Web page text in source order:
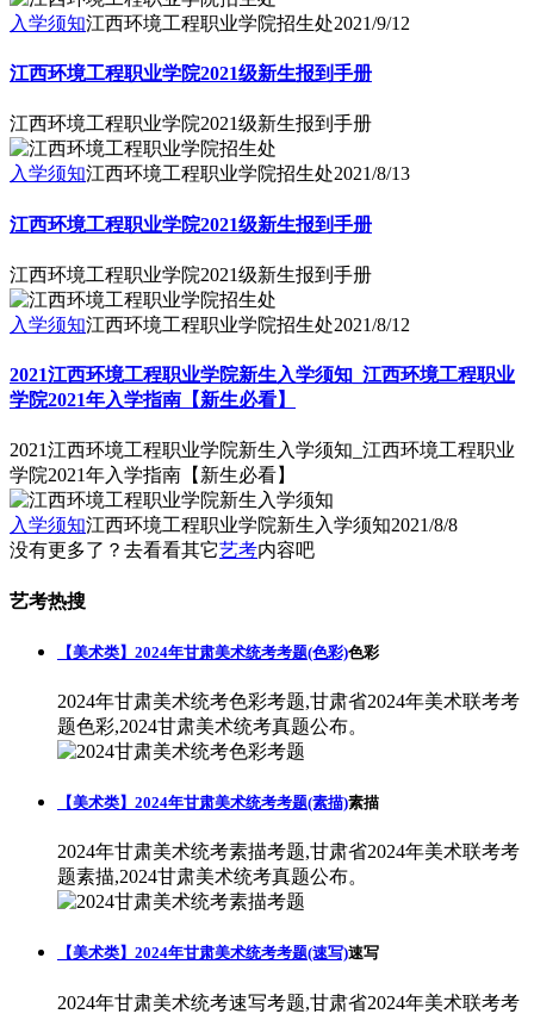
入学须知江西环境工程职业学院招生处2021/9/12
江西环境工程职业学院2021级新生报到手册
江西环境工程职业学院2021级新生报到手册
入学须知江西环境工程职业学院招生处2021/8/13
江西环境工程职业学院2021级新生报到手册
江西环境工程职业学院2021级新生报到手册
入学须知江西环境工程职业学院招生处2021/8/12
2021江西环境工程职业学院新生入学须知_江西环境工程职业
学院2021年入学指南【新生必看】
2021江西环境工程职业学院新生入学须知_江西环境工程职业
学院2021年入学指南【新生必看】
入学须知江西环境工程职业学院新生入学须知2021/8/8
没有更多了？去看看其它艺考内容吧
艺考热搜
【美术类】2024年甘肃美术统考考题(色彩)色彩
2024年甘肃美术统考色彩考题,甘肃省2024年美术联考考
题色彩,2024甘肃美术统考真题公布。
【美术类】2024年甘肃美术统考考题(素描)素描
2024年甘肃美术统考素描考题,甘肃省2024年美术联考考
题素描,2024甘肃美术统考真题公布。
【美术类】2024年甘肃美术统考考题(速写)速写
2024年甘肃美术统考速写考题,甘肃省2024年美术联考考